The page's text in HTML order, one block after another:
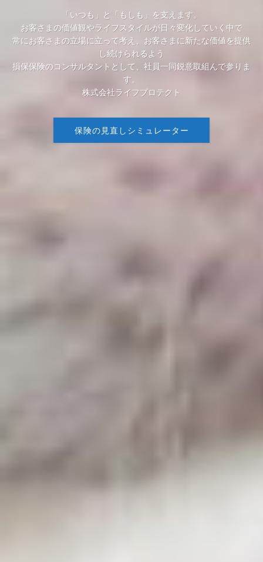
「いつも」と「もしも」を支えます。
お客さまの価値観やライフスタイルが日々変化していく中で
常にお客さまの立場に立って考え、お客さまに新たな価値を提供
し続けられるよう
損保保険のコンサルタントとして、社員一同鋭意取組んで参りま
す。
株式会社ライフプロテクト
保険の見直しシミュレーター